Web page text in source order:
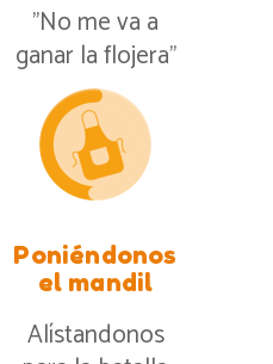
”No me va a
ganar la flojera”
Poniéndonos
el mandil
Alístandonos